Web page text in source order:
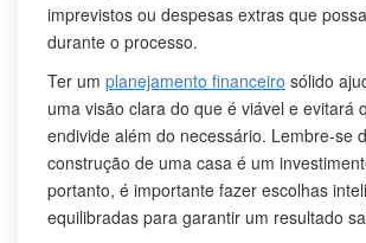
imprevistos ou despesas extras que
durante o processo.
Ter um planejamento financeiro sólido
uma visão clara do que é viável e evitará
endivide além do necessário. Lembre-se
construção de uma casa é um
portanto, é importante fazer escolhas
equilibradas para garantir um resultado